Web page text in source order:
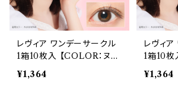
レヴィア ワンデーサークル
1箱10枚入 【COLOR：ヌー
ドブラウン】14.1mm ReVIA
1day CIRCLE 【KIM CH
¥1,364
レヴィ
1箱10枚
スブラウ
A 1day
¥1,364